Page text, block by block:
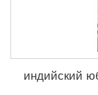
индийский